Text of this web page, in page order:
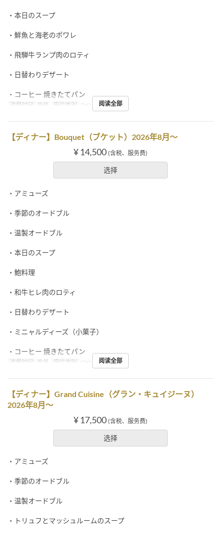
・本日のスープ
・鮮魚と海老のポワレ
・飛騨牛ランプ肉のロティ
・日替わりデザート
・コーヒー 焼きたてパン
进餐时间 晚餐 座位类别 OKUMURATEI
阅读全部
【ディナー】Bouquet（ブケット）2026年8月～
¥ 14,500 (含税、服务费)
选择
・アミューズ
・季節のオードブル
・温製オードブル
・本日のスープ
・鮑料理
・和牛ヒレ肉のロティ
・日替わりデザート
・ミニャルディーズ（小菓子）
・コーヒー 焼きたてパン
进餐时间 晚餐 座位类别 OKUMURATEI
阅读全部
【ディナー】Grand Cuisine（グラン・キュイジーヌ）
2026年8月～
¥ 17,500 (含税、服务费)
选择
・アミューズ
・季節のオードブル
・温製オードブル
・トリュフとマッシュルームのスープ